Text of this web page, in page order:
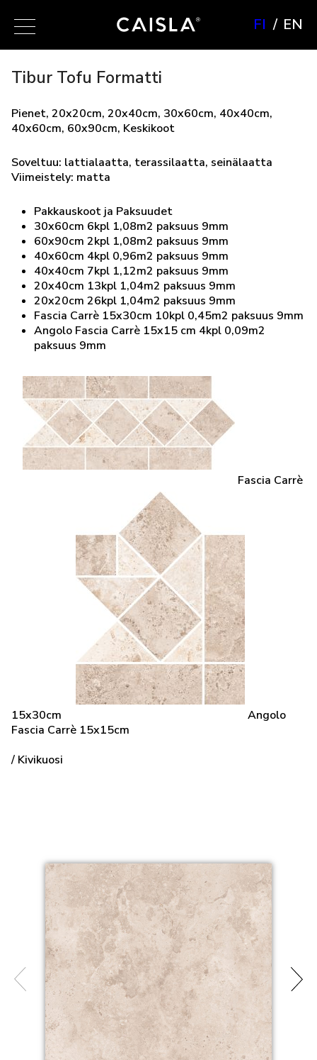
FI EN
Tibur Tofu Formatti
Pienet, 20x20cm, 20x40cm, 30x60cm, 40x40cm,
40x60cm, 60x90cm, Keskikoot
Soveltuu: lattialaatta, terassilaatta, seinälaatta
Viimeistely: matta
Pakkauskoot ja Paksuudet
30x60cm 6kpl 1,08m2 paksuus 9mm
60x90cm 2kpl 1,08m2 paksuus 9mm
40x60cm 4kpl 0,96m2 paksuus 9mm
40x40cm 7kpl 1,12m2 paksuus 9mm
20x40cm 13kpl 1,04m2 paksuus 9mm
20x20cm 26kpl 1,04m2 paksuus 9mm
Fascia Carrè 15x30cm 10kpl 0,45m2 paksuus 9mm
Angolo Fascia Carrè 15x15 cm 4kpl 0,09m2
paksuus 9mm
Fascia Carrè
15x30cm
Angolo
Fascia Carrè 15x15cm
/ Kivikuosi